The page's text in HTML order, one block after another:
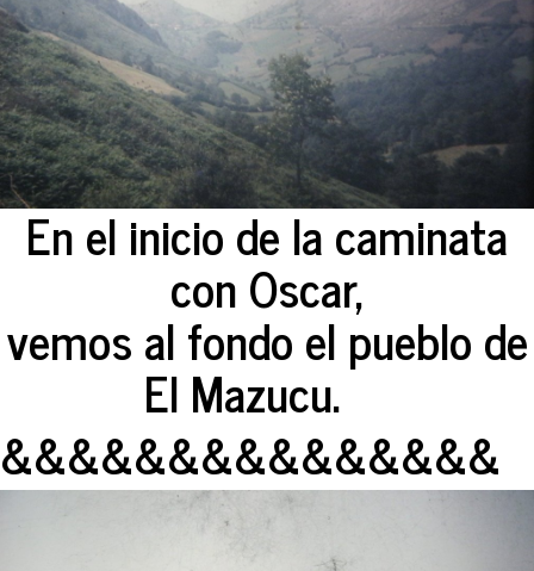
En el inicio de la caminata
con Oscar,
vemos al fondo el pueblo de
El Mazucu.
&&&&&&&&&&&&&&&